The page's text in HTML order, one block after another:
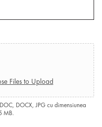
Files to Upload
DOCX, JPG cu dimensiunea
MB.